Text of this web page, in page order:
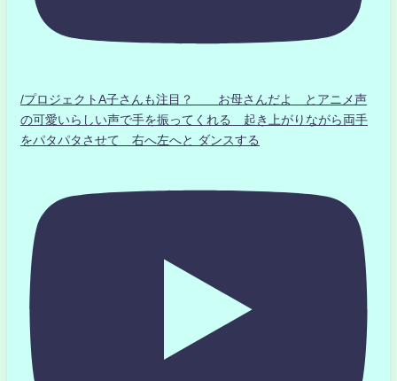
/プロジェクトA子さんも注目？ お母さんだよ とアニメ声
の可愛いらしい声で手を振ってくれる 起き上がりながら両手
をパタパタさせて 右へ左へと ダンスする